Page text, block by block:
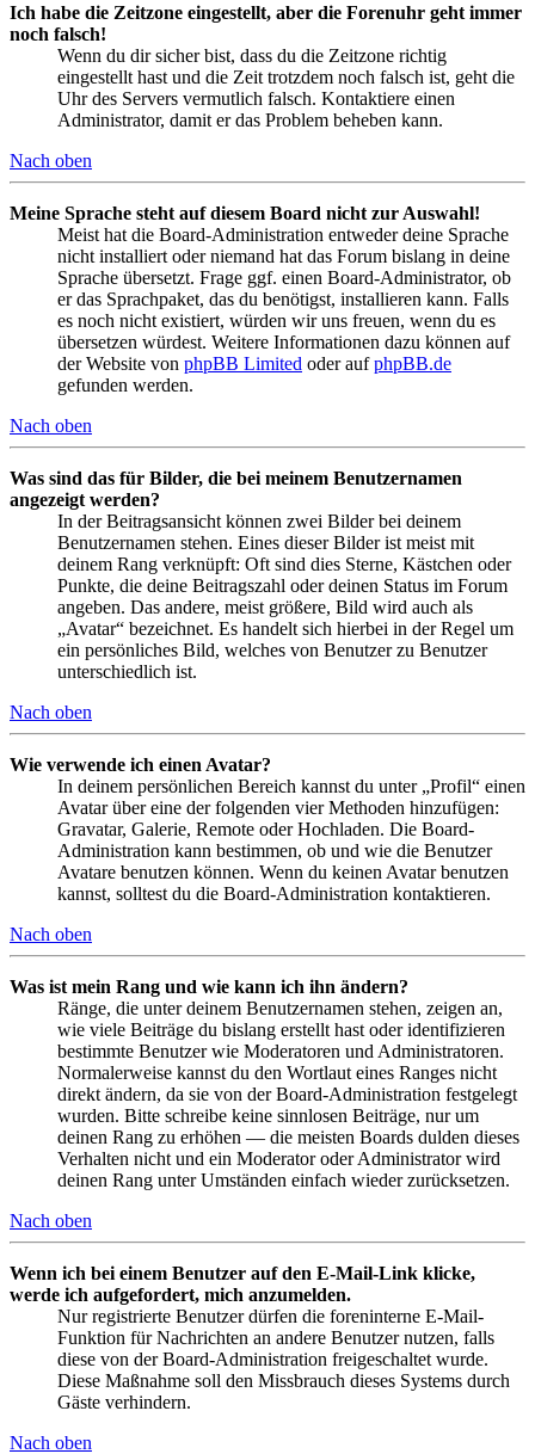
Ich habe die Zeitzone eingestellt, aber die Forenuhr geht immer
noch falsch!
Wenn du dir sicher bist, dass du die Zeitzone richtig
eingestellt hast und die Zeit trotzdem noch falsch ist, geht die
Uhr des Servers vermutlich falsch. Kontaktiere einen
Administrator, damit er das Problem beheben kann.
Nach oben
Meine Sprache steht auf diesem Board nicht zur Auswahl!
Meist hat die Board-Administration entweder deine Sprache
nicht installiert oder niemand hat das Forum bislang in deine
Sprache übersetzt. Frage ggf. einen Board-Administrator, ob
er das Sprachpaket, das du benötigst, installieren kann. Falls
es noch nicht existiert, würden wir uns freuen, wenn du es
übersetzen würdest. Weitere Informationen dazu können auf
der Website von phpBB Limited oder aufphpBB.de
gefunden werden.
Nach oben
Was sind das für Bilder, die bei meinem Benutzernamen
angezeigt werden?
In der Beitragsansicht können zwei Bilder bei deinem
Benutzernamen stehen. Eines dieser Bilder ist meist mit
deinem Rang verknüpft: Oft sind dies Sterne, Kästchen oder
Punkte, die deine Beitragszahl oder deinen Status im Forum
angeben. Das andere, meist größere, Bild wird auch als
„Avatar“ bezeichnet. Es handelt sich hierbei in der Regel um
ein persönliches Bild, welches von Benutzer zu Benutzer
unterschiedlich ist.
Nach oben
Wie verwende ich einen Avatar?
In deinem persönlichen Bereich kannst du unter „Profil“ einen
Avatar über eine der folgenden vier Methoden hinzufügen:
Gravatar, Galerie, Remote oder Hochladen. Die Board-
Administration kann bestimmen, ob und wie die Benutzer
Avatare benutzen können. Wenn du keinen Avatar benutzen
kannst, solltest du die Board-Administration kontaktieren.
Nach oben
Was ist mein Rang und wie kann ich ihn ändern?
Ränge, die unter deinem Benutzernamen stehen, zeigen an,
wie viele Beiträge du bislang erstellt hast oder identifizieren
bestimmte Benutzer wie Moderatoren und Administratoren.
Normalerweise kannst du den Wortlaut eines Ranges nicht
direkt ändern, da sie von der Board-Administration festgelegt
wurden. Bitte schreibe keine sinnlosen Beiträge, nur um
deinen Rang zu erhöhen — die meisten Boards dulden dieses
Verhalten nicht und ein Moderator oder Administrator wird
deinen Rang unter Umständen einfach wieder zurücksetzen.
Nach oben
Wenn ich bei einem Benutzer auf den E-Mail-Link klicke,
werde ich aufgefordert, mich anzumelden.
Nur registrierte Benutzer dürfen die foreninterne E-Mail-
Funktion für Nachrichten an andere Benutzer nutzen, falls
diese von der Board-Administration freigeschaltet wurde.
Diese Maßnahme soll den Missbrauch dieses Systems durch
Gäste verhindern.
Nach oben